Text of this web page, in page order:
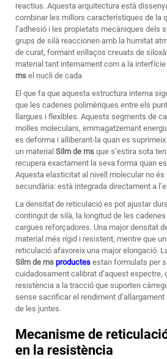
reactius. Aquesta arquitectura està
combinar les millors característiques de la
l’adhesió i les propietats mecàniques dels
grups de silà reaccionen amb la humitat
de curat, formant enllaços creuats de
material tant internament com a la
ms el nucli de cada
El que fa que aquesta estructura interna
que les cadenes polimèriques entre els
llargues i flexibles. Aquests segments de
molles moleculars, emmagatzemant
es deforma i alliberant-la quan es
un material Silm de ms que s’estira sota
recupera exactament la seva forma quan
Aquesta elasticitat al nivell molecular no
secundària: està integrada directament a
La densitat de reticulació es pot ajustar
contingut de silà, la longitud de les
cargues reforçadores. Una major densitat
material més rígid i resistent, mentre que
reticulació afavoreix una major elongació.
Silm de ms productes estan formulats per
cuidadosament calibrat d’aquest espectre,
resistència a la tracció que suporten
sense sacrificar el rendiment
de les juntes.
Mecanisme de
en la resistència